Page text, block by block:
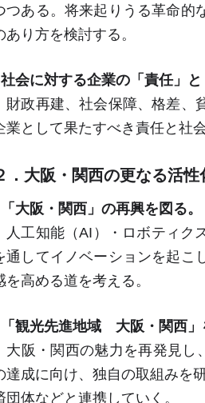
つある。将来起りうる革命的
あり方を検討する。
会に対する企業の「責任」と
政再建、社会保障、格差、貧
業として果たすべき責任と社
．大阪・関西の更なる活
大阪・関西」の再興を図る。
工知能（AI ）・ロボティク
通してイノベーションを起こ
を高める道を考える。
観光先進地域 大阪・関西」
阪・関西の魅力を再発見し
達成に向け、独自の取組みを
団体などと連携していく。